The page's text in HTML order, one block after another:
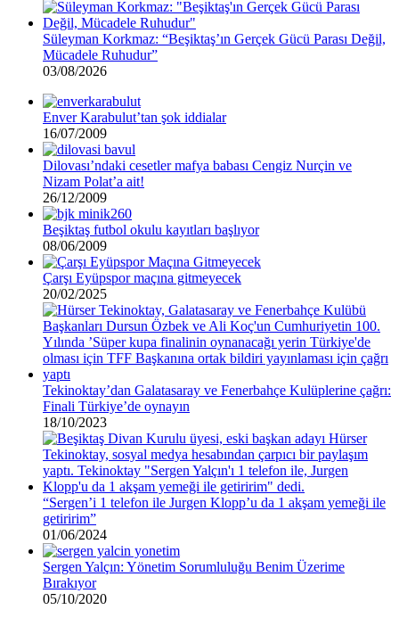
Süleyman Korkmaz: “Beşiktaş’ın Gerçek Gücü Parası Değil,
Mücadele Ruhudur”
03/08/2026
Enver Karabulut’tan şok iddialar
16/07/2009
Dilovası’ndaki cesetler mafya babası Cengiz Nurçin ve
Nizam Polat’a ait!
26/12/2009
Beşiktaş futbol okulu kayıtları başlıyor
08/06/2009
Çarşı Eyüpspor maçına gitmeyecek
20/02/2025
Tekinoktay’dan Galatasaray ve Fenerbahçe Kulüplerine çağrı:
Finali Türkiye’de oynayın
18/10/2023
“Sergen’i 1 telefon ile Jurgen Klopp’u da 1 akşam yemeği ile
getiririm”
01/06/2024
Sergen Yalçın: Yönetim Sorumluluğu Benim Üzerime
Bırakıyor
05/10/2020